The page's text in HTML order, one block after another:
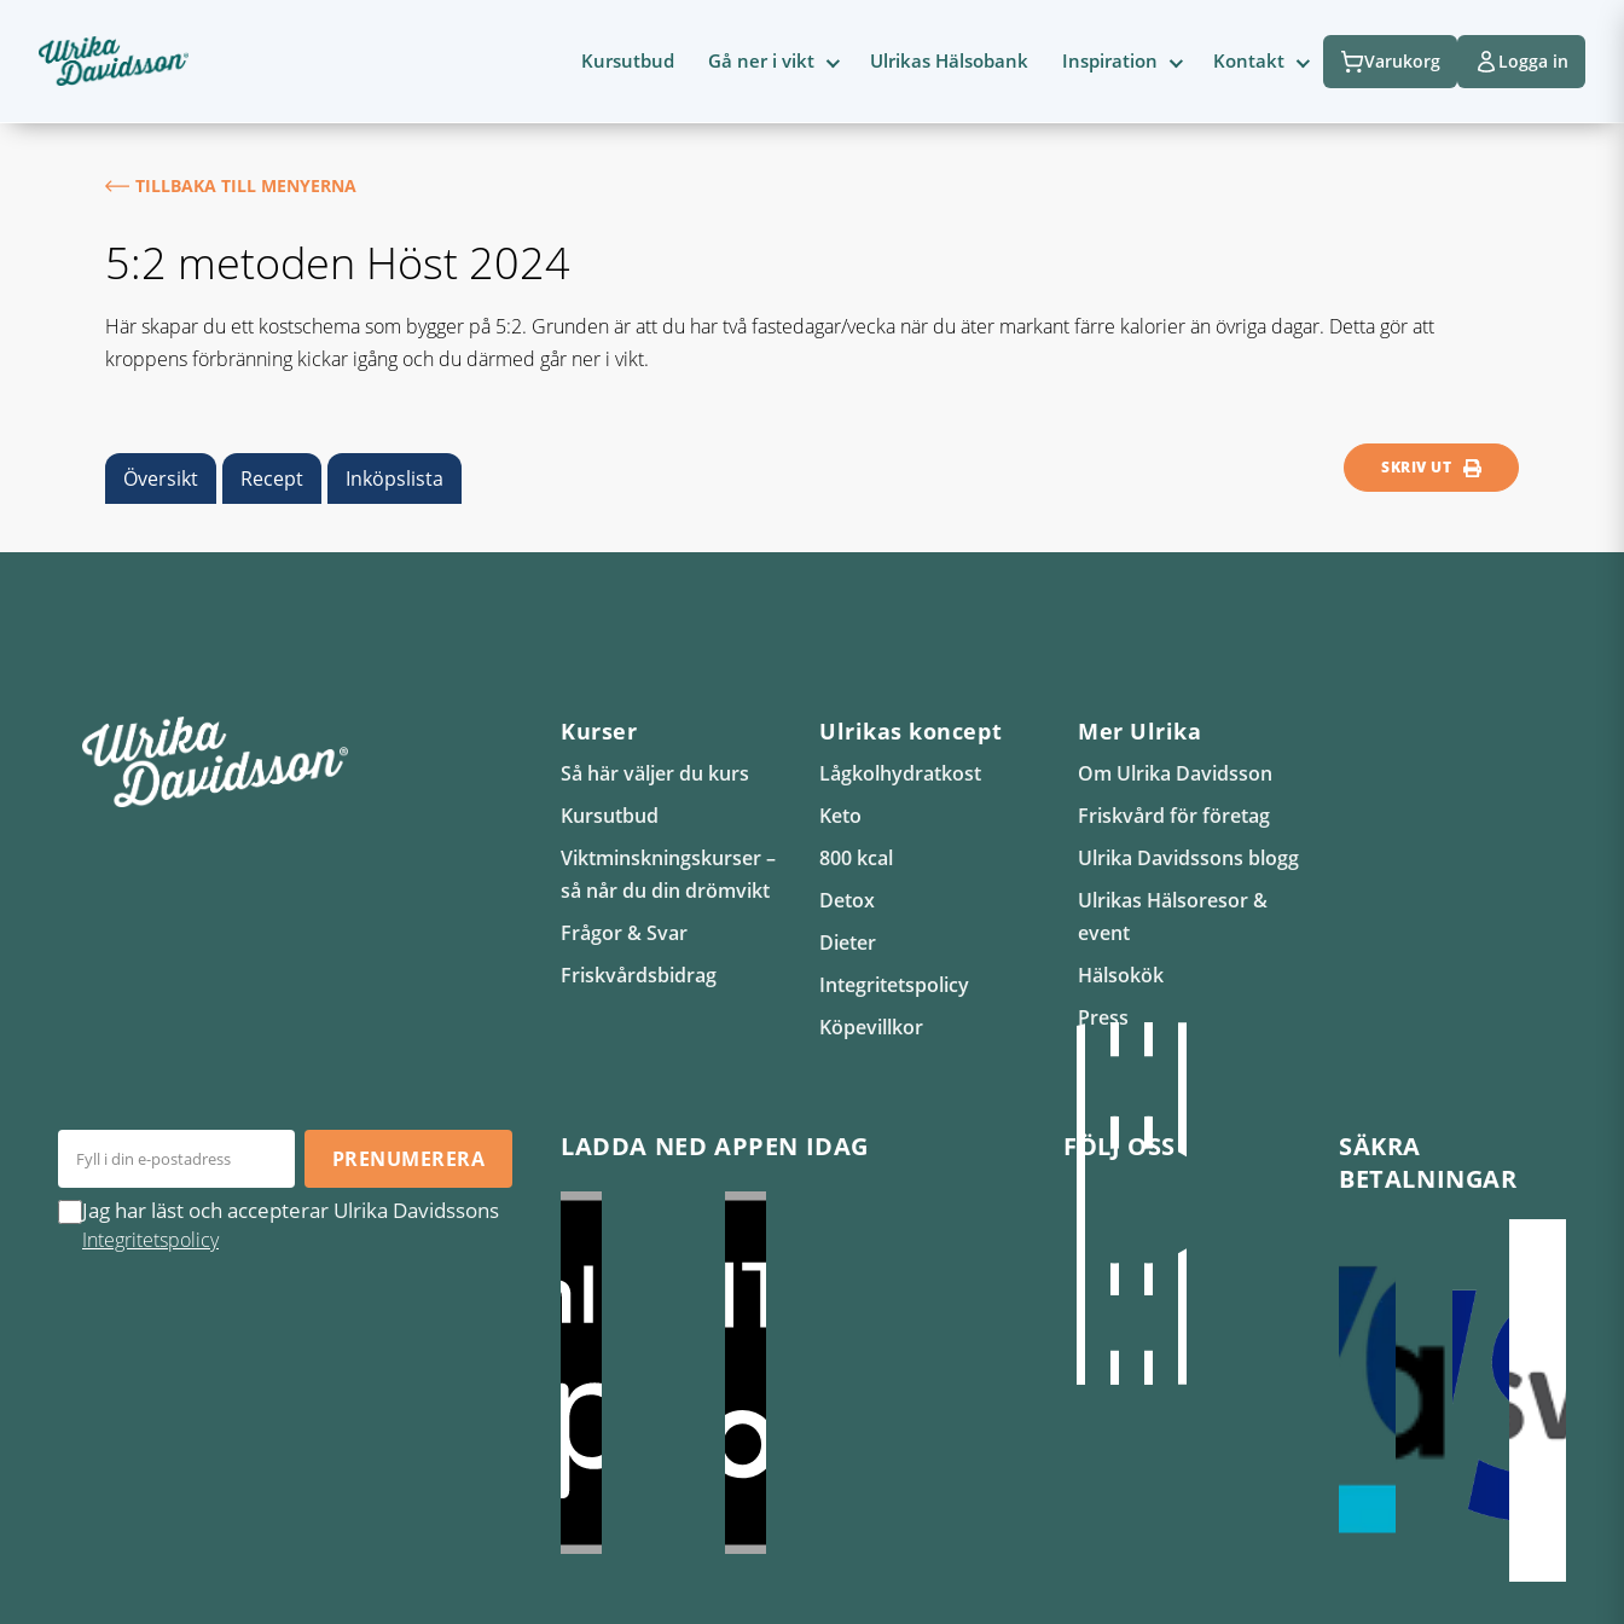
Kursutbud Gå ner i vikt Ulrikas Hälsobank Inspiration Kontakt Varukorg Logga in
TILLBAKA TILL MENYERNA
5:2 metoden Höst 2024
Här skapar du ett kostschema som bygger på 5:2. Grunden är att du har två fastedagar/vecka när du äter markant färre kalorier än övriga dagar. Detta gör att
kroppens förbränning kickar igång och du därmed går ner i vikt.
Översikt Recept Inköpslista SKRIV UT
Kurser
Så här väljer du kurs
Kursutbud
Viktminskningskurser –
så når du din drömvikt
Frågor & Svar
Friskvårdsbidrag
Ulrikas koncept
Lågkolhydratkost
Keto
800 kcal
Detox
Dieter
Integritetspolicy
Köpevillkor
Mer Ulrika
Om Ulrika Davidsson
Friskvård för företag
Ulrika Davidssons blogg
Ulrikas Hälsoresor &
event
Hälsokök
Press
PRENUMERERA
Jag har läst och accepterar Ulrika Davidssons
Integritetspolicy
LADDA NED APPEN IDAG FÖLJ OSS
SÄKRA
BETALNINGAR